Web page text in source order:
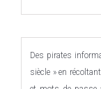
Des pirates
siècle » en